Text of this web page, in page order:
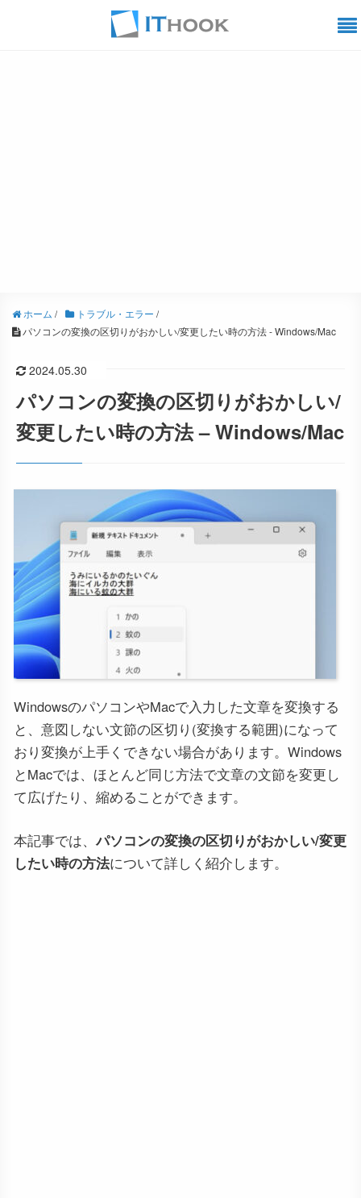
ホーム / トラブル・エラー /
パソコンの変換の区切りがおかしい/変更したい時の方法 - Windows/Mac
2024.05.30
パソコンの変換の区切りがおかしい/
変更したい時の方法 – Windows/Mac
WindowsのパソコンやMacで入力した文章を変換する
と、意図しない文節の区切り(変換する範囲)になって
おり変換が上手くできない場合があります。Windows
とMacでは、ほとんど同じ方法で文章の文節を変更し
て広げたり、縮めることができます。
本記事では、パソコンの変換の区切りがおかしい/変更
したい時の方法について詳しく紹介します。